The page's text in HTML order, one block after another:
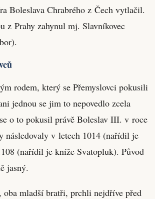
Boleslava Chrabrého z Čech vytlačil.
z Prahy zahynul mj. Slavníkovec
rodem, který se Přemyslovci pokusili
jednou se jim to nepovedlo zcela
o to pokusil právě Boleslav III. v roce
následovaly v letech 1014 (nařídil je
(nařídil je kníže Svatopluk). Původ
jasný.
oba mladší bratři, prchli nejdříve před